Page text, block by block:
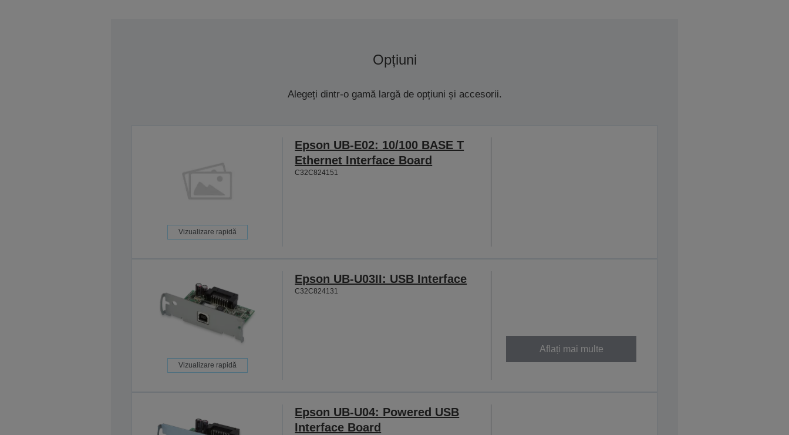
Opțiuni
Alegeți dintr-o gamă largă de opțiuni și accesorii.
Vizualizare rapidă
Epson UB-E02: 10/100 BASE T
Ethernet Interface Board
C32C824151
Vizualizare rapidă
Epson UB-U03II: USB Interface
C32C824131
Aflați mai multe
Epson UB-U04: Powered USB
Interface Board